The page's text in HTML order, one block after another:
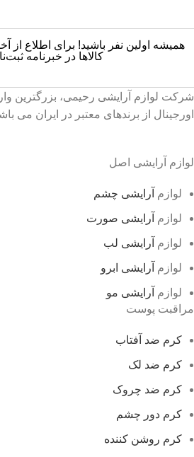
همیشه اولین نفر باشید! برای اطلاع از
کالاها در خبرنامه
شرکت لوازم آرایشی رحیمی، بزرگترین
اورجینال از برندهای معتبر در ایران می
لوازم آرایشی اصل
لوازم آرایشی چشم
لوازم آرایشی صورت
لوازم آرایشی لب
لوازم آرایشی ابرو
لوازم آرایشی مو
مراقبت پوست
کرم ضد آفتاب
کرم ضد لک
کرم ضد چروک
کرم دور چشم
کرم روشن کننده